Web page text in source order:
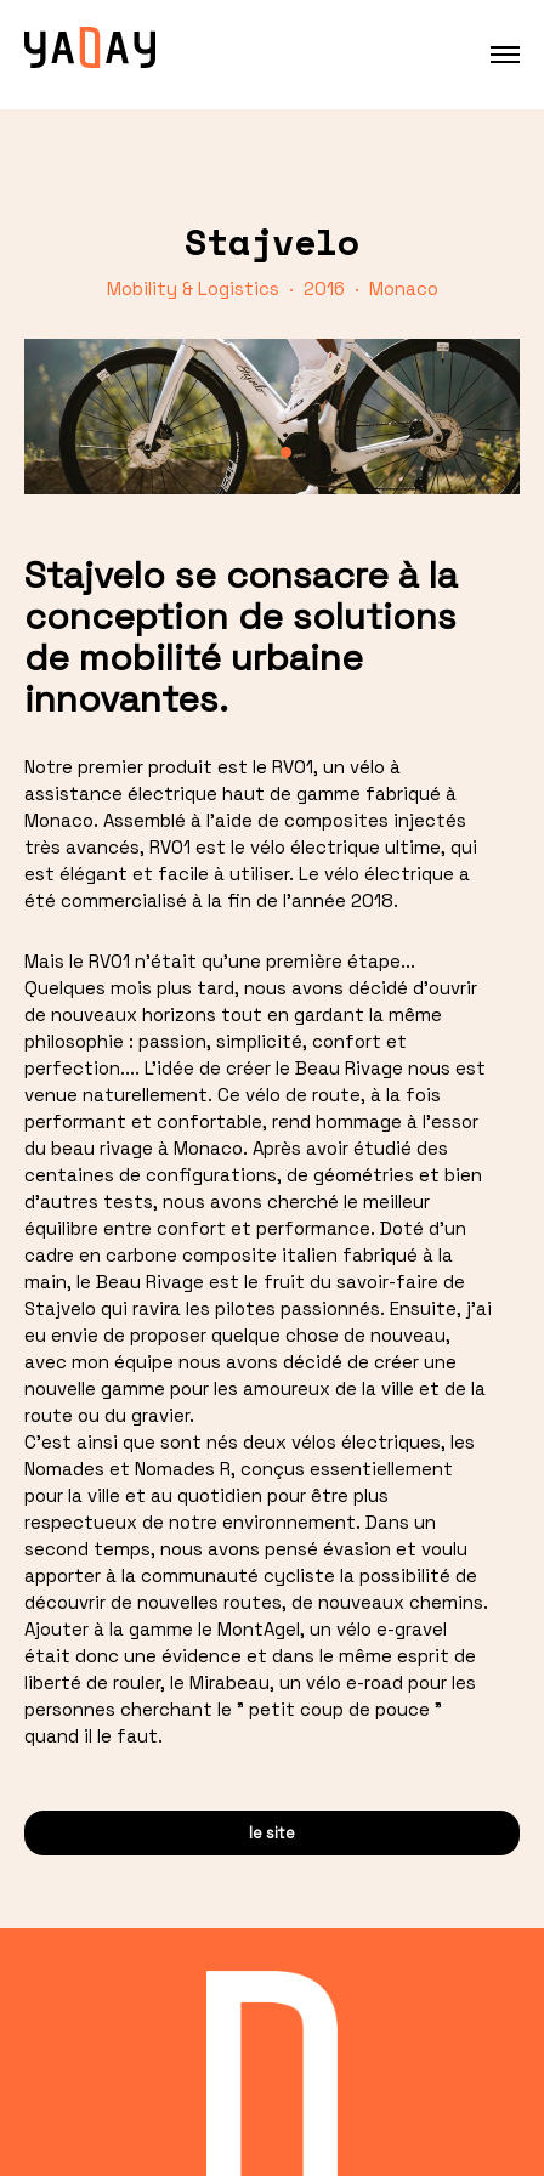
Stajvelo
Mobility & Logistics · 2016 · Monaco
Stajvelo se consacre à la
conception de solutions
de mobilité urbaine
innovantes.
Notre premier produit est le RV01, un vélo à
assistance électrique haut de gamme fabriqué à
Monaco. Assemblé à l'aide de composites injectés
très avancés, RV01 est le vélo électrique ultime, qui
est élégant et facile à utiliser. Le vélo électrique a
été commercialisé à la fin de l'année 2018.
Mais le RV01 n'était qu'une première étape...
Quelques mois plus tard, nous avons décidé d'ouvrir
de nouveaux horizons tout en gardant la même
philosophie : passion, simplicité, confort et
perfection.... L'idée de créer le Beau Rivage nous est
venue naturellement. Ce vélo de route, à la fois
performant et confortable, rend hommage à l'essor
du beau rivage à Monaco. Après avoir étudié des
centaines de configurations, de géométries et bien
d'autres tests, nous avons cherché le meilleur
équilibre entre confort et performance. Doté d'un
cadre en carbone composite italien fabriqué à la
main, le Beau Rivage est le fruit du savoir-faire de
Stajvelo qui ravira les pilotes passionnés. Ensuite, j'ai
eu envie de proposer quelque chose de nouveau,
avec mon équipe nous avons décidé de créer une
nouvelle gamme pour les amoureux de la ville et de la
route ou du gravier.
C'est ainsi que sont nés deux vélos électriques, les
Nomades et Nomades R, conçus essentiellement
pour la ville et au quotidien pour être plus
respectueux de notre environnement. Dans un
second temps, nous avons pensé évasion et voulu
apporter à la communauté cycliste la possibilité de
découvrir de nouvelles routes, de nouveaux chemins.
Ajouter à la gamme le MontAgel, un vélo e-gravel
était donc une évidence et dans le même esprit de
liberté de rouler, le Mirabeau, un vélo e-road pour les
personnes cherchant le " petit coup de pouce "
quand il le faut.
le site